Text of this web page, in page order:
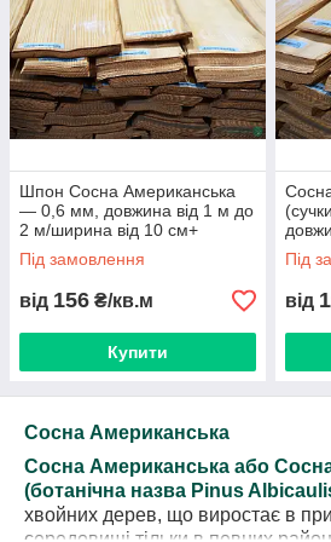
вибір струганого шпону з доставкою
Весь асортимент, актуальні ціни,
т. д. ви можете подивитися,
Шпон Сосна Американська
— 0,6 мм, довжина від 1 м до
2 м/ширина від 10 см+
(строганий)
Під замовлення
від 156 ₴/кв.м
Купити
Під
від
Сосна Американська
Сосна Американська або
(ботанічна назва Pinus
хвойних дерев, що виростає в